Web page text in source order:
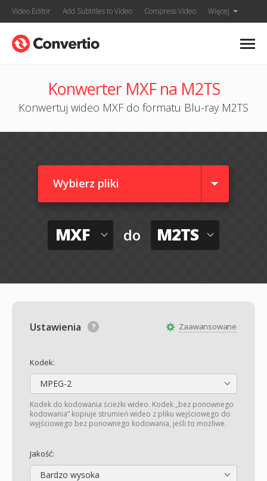
Video Editor Add Subtitles to Video Compress Video Więcej
Konwerter MXF na M2TS
Konwertuj wideo MXF do formatu Blu-ray M2TS
Wybierz pliki
MXF do M2TS
Zaawansowane
Ustawienia
Kodek:
MPEG-2
Kodek do kodowania ścieżki wideo. Kodek „bez ponownego
kodowania” kopiuje strumień wideo z pliku wejściowego do
wyjściowego bez ponownego kodowania, jeśli to możliwe.
Jakość:
Bardzo wysoka